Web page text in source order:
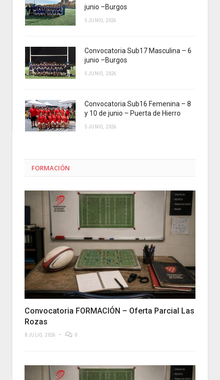
junio –Burgos
5 JUNIO, 2026
Convocatoria Sub17 Masculina – 6
junio –Burgos
5 JUNIO, 2026
Convocatoria Sub16 Femenina – 8
y 10 de junio – Puerta de Hierro
5 JUNIO, 2026
FORMACIÓN
Convocatoria FORMACIÓN – Oferta Parcial Las
Rozas
8 JULIO, 2026 0